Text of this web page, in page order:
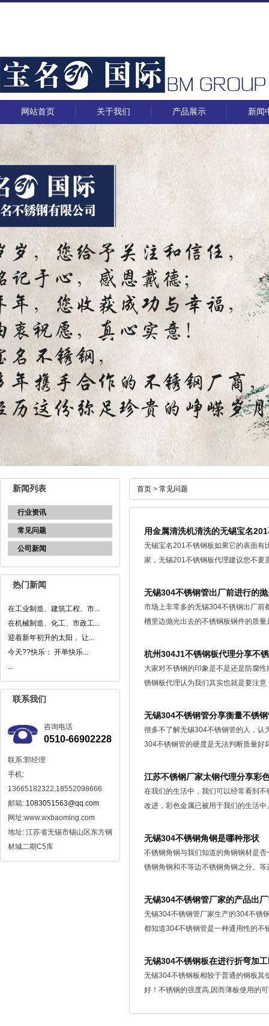
网站首页 关于我们 产品展示 新闻
新闻列表
行业资讯
常见问题
公司新闻
热门新闻
在工业制造、建筑工程、市...
在机械制造、化工、市政工...
迎着新年初升的太阳， 让...
今天??快乐： 开单快乐...
...
联系我们
咨询电话
0510-66902228
联系:郭经理
手机:
13665182322,18552098666
邮箱: 1083051563@qq.com
网址:www.wxbaoming.com
地址: 江苏省无锡市锡山区东方钢
材城二期C5库
首页 > 常见问题
用金属清洗机清洗的无锡宝名
无锡宝名201不锈钢板如果它的表面有
家，无锡201不锈钢板代理建议您不要
无锡304不锈钢管出厂前进行的
市场上非常多的无锡304不锈钢出厂前
槽里边抛光出去的不锈钢板钢件的质量
杭州304J1不锈钢板代理分享不
大家对不锈钢的印象是不是还是防腐
锈钢板代理认为我们其实也就是要注意
无锡304不锈钢管分享衡量不锈
很多不了解无锡304不锈钢管的人，认
304不锈钢管的硬度是无法判断质量好
江苏不锈钢厂家太钢代理分享彩
在我们的生活中，我们可以经常看到
改进，彩色金属已被用于我们的生活中
无锡304不锈钢角钢是哪种形状
不锈钢角钢与我们知道的角钢钢材是
锈钢角钢和不等边不锈钢角钢之分。等
无锡304不锈钢管厂家的产品出
无锡304不锈钢管厂家生产的304不锈
都知道304不锈钢管是一种通用性的不
无锡304不锈钢板在进行折弯加
无锡304不锈钢板相较于普通的钢板其
好！不锈钢的强度高,因而薄板使用的